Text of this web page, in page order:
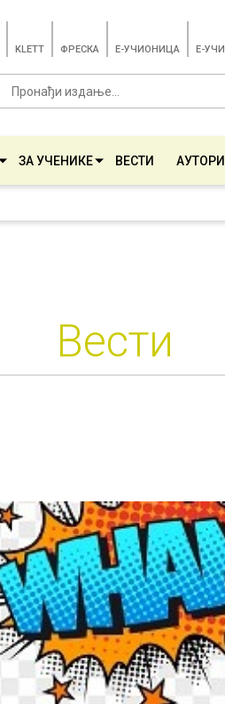
KLETT ФРЕСКА E-УЧИОНИЦА E-УЧИ
ЗА УЧЕНИКЕ ВЕСТИ АУТОРИ
Вести